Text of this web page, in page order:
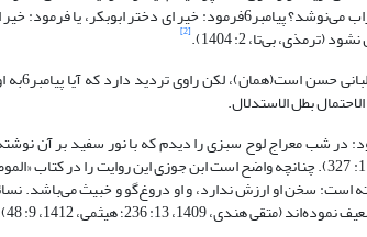
که زنا و دزدی می‌کند و شراب می‌نوشد؟ پیامبر6فرمود:
بی‌تا، 2: 1404). [2]
این
بطل الاستدلال.
دوم پیامبر9فرمود: در شب معراج لوح سبزی را دیدم که با نور
می‌باشد (ابن جوزی، 1386، 1: 327). چنانچه واضح است ابن جوزی این
است: سخن او ارزش ندارد، و او دروغ‌گو و خبیث می‌باشد.
هندی، 1409، 13: 236؛ هیثمی، 1412، 9: 48).